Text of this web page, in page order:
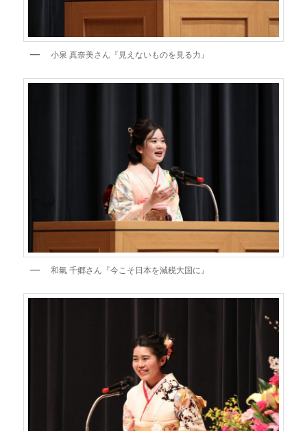
小泉 真奈美さん『見えないものを見る力』
和氣 千郷さん『今こそ日本を減税大国に』